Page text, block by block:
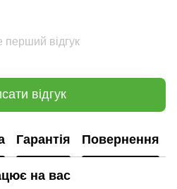
перший відгук
відгук
Гарантія Повернення
на вас